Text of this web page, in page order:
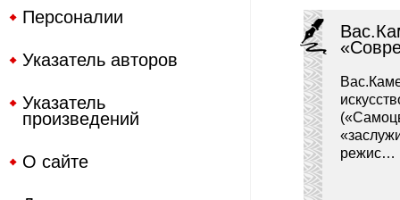
Персоналии
Указатель авторов
Указатель
произведений
О сайте
режис…